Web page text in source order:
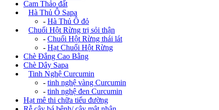
Cam Thảo đất
Hà Thủ Ô Sapa
- Hà Thủ Ô đỏ
Chuối Hột Rừng trị sỏi thận
- Chuối Hột Rừng thái lát
- Hạt Chuối Hột Rừng
Chè Đắng Cao Bằng
Chè Dây Sapa
Tinh Nghệ Curcumin
- tinh nghệ vàng Curcumin
- tinh nghệ đen Curcumin
Hạt mê thi chữa tiểu đường